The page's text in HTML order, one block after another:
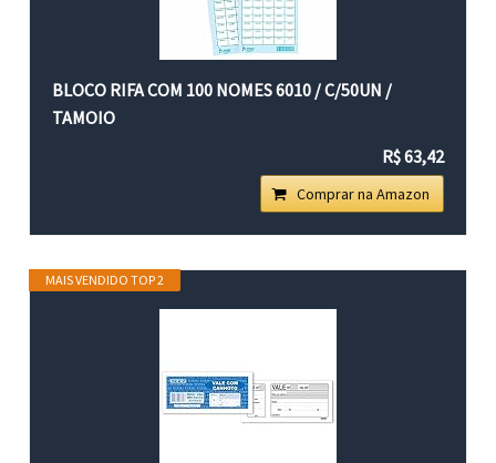
BLOCO RIFA COM 100 NOMES 6010 / C/50UN /
TAMOIO
R$ 63,42
Comprar na Amazon
MAIS VENDIDO TOP 2